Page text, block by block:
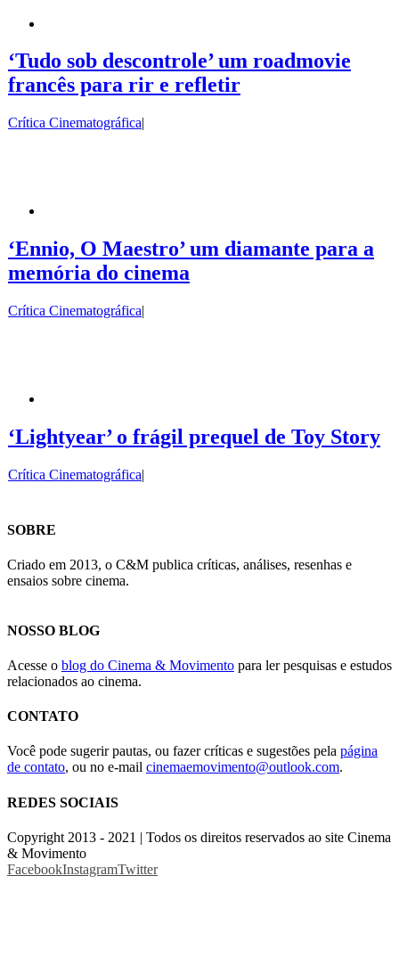
‘Tudo sob descontrole’ um roadmovie
francês para rir e refletir
Crítica Cinematográfica|
‘Ennio, O Maestro’ um diamante para a
memória do cinema
Crítica Cinematográfica|
‘Lightyear’ o frágil prequel de Toy Story
Crítica Cinematográfica|
SOBRE
Criado em 2013, o C&M publica críticas, análises, resenhas e
ensaios sobre cinema.
NOSSO BLOG
Acesse o blog do Cinema & Movimento para ler pesquisas e estudos
relacionados ao cinema.
CONTATO
Você pode sugerir pautas, ou fazer críticas e sugestões pela página
de contato, ou no e-mail cinemaemovimento@outlook.com.
REDES SOCIAIS
Copyright 2013 - 2021 | Todos os direitos reservados ao site Cinema
& Movimento
FacebookInstagramTwitter